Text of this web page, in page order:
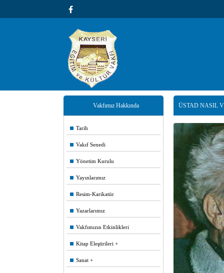
Vakfımız Hakkında
Tarih
Vakıf Senedi
Yönetim Kurulu
Yayınlarımız
Resim-Karikatür
Yazarlarımız
Vakfımızın Etkinlikleri
Kitap Eleştirileri
Sanat
ÜSTAD NASIL